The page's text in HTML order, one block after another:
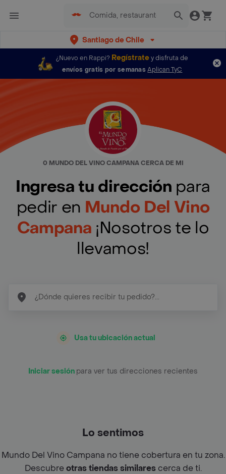
Santiago de Chile
¿Nuevo en Rappi? Regístratey disfruta de
envíos gratis por semanas Aplican TyC
0 MUNDO DEL VINO CAMPANA CERCA DE MI
Ingresa tu dirección para
pedir en Mundo Del Vino
Campana ¡Nosotros te lo
llevamos!
Usa tu ubicación actual
Iniciar sesión para ver tus direcciones recientes
Lo sentimos
Mundo Del Vino Campana no tiene cobertura en tu zona.
Descubreotras tiendas similarescerca de ti.